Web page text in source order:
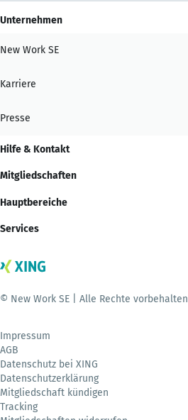
Unternehmen
New Work SE
Karriere
Presse
Hilfe & Kontakt
Mitgliedschaften
Hauptbereiche
Services
© New Work SE | Alle Rechte vorbehalten
Impressum
AGB
Datenschutz bei XING
Datenschutzerklärung
Mitgliedschaft kündigen
Tracking